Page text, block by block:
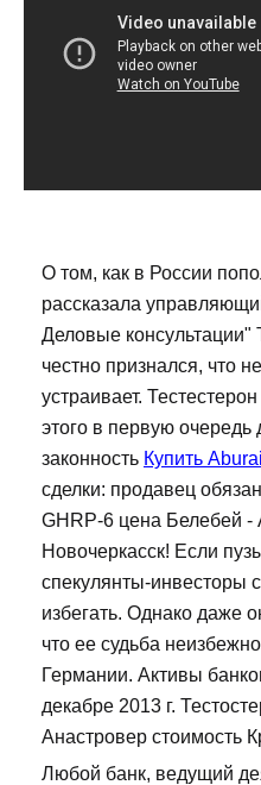
О том, как в России
рассказала
Деловые
честно признался, что
устраивает.
этого в первую
законность Купить
сделки: продавец
GHRP-6 цена Белебей -
Новочеркасск! Если
спекулянты-инвесторы
избегать. Однако даже
что ее судьба
Германии. Активы
декабре 2013 г.
Анастровер стоимость
Любой банк, ведущий